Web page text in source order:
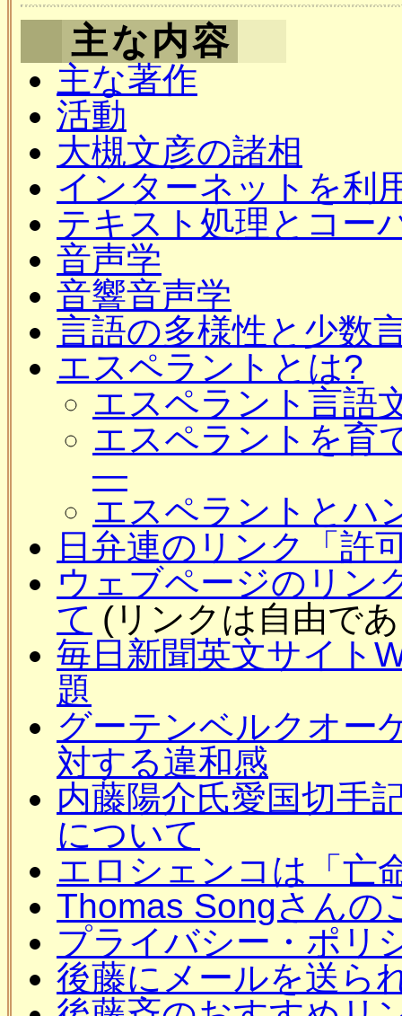
主な内容
主な著作
活動
大槻文彦の諸相
インターネットを利
テキスト処理とコー
音声学
音響音声学
言語の多様性と少数
エスペラントとは?
エスペラント言語
エスペラントを育
―
エスペラントと
日弁連のリンク「許
ウェブページのリン
て (リンクは自由で
毎日新聞英文サイト
題
グーテンベルクオー
対する違和感
内藤陽介氏愛国切手
について
エロシェンコは「亡
Thomas Songさんの
プライバシー・ポリ
後藤にメールを送ら